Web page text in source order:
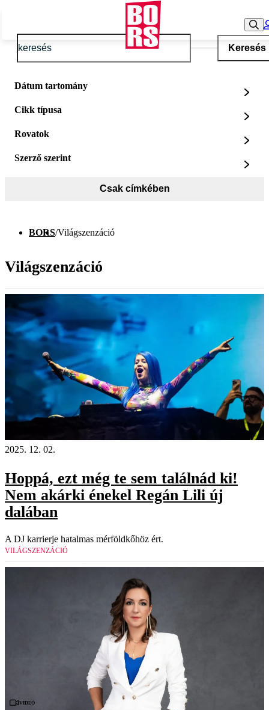
Keresés
Dátum tartomány
Cikk típusa
Rovatok
Szerző szerint
Csak címkében
BORS/Világszenzáció
Világszenzáció
2025. 12. 02.
Hoppá, ezt még te sem találnád ki!
Nem akárki énekel Regán Lili új
dalában
A DJ karrierje hatalmas mérföldkőhöz ért.
VILÁGSZENZÁCIÓ
Videó